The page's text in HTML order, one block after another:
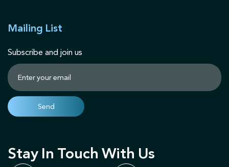
Mailing List
Subscribe and join us
Stay In Touch With Us